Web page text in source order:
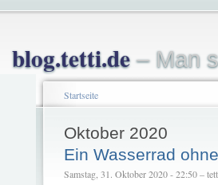
blog.tetti.de– Man
Startseite
Oktober 2020
Ein Wasserrad
Samstag, 31. Oktober 2020 - 22:50 –